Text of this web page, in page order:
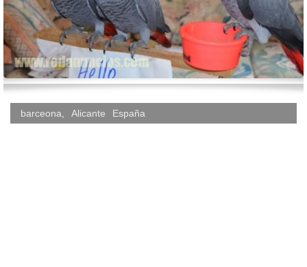
barceona Alicante España